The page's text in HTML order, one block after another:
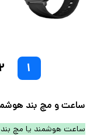
۱
ساعت و مچ بند
ساعت هوشمند یا مچ بند